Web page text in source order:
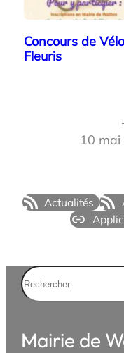
Concours de
Fleuris
10
Actualités
Rechercher
Mairie de